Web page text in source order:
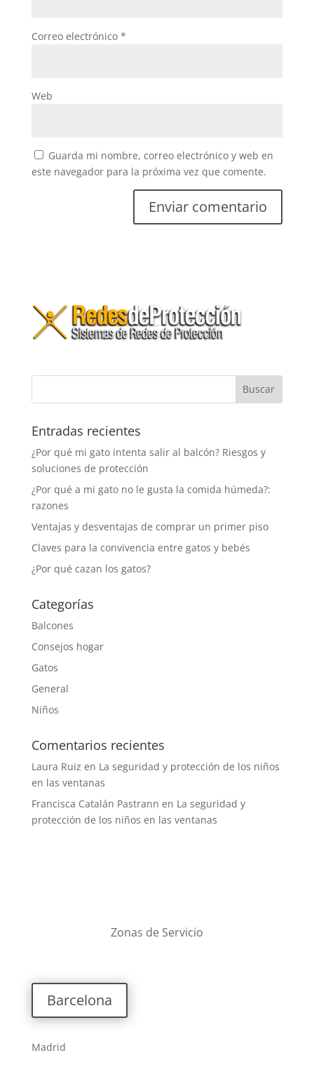
Correo electrónico *
Web
Guarda mi nombre, correo electrónico y web en
este navegador para la próxima vez que comente.
Entradas recientes
¿Por qué mi gato intenta salir al balcón? Riesgos y
soluciones de protección
¿Por qué a mi gato no le gusta la comida húmeda?:
razones
Ventajas y desventajas de comprar un primer piso
Claves para la convivencia entre gatos y bebés
¿Por qué cazan los gatos?
Categorías
Balcones
Consejos hogar
Gatos
General
Niños
Comentarios recientes
Laura Ruiz en La seguridad y protección de los niños
en las ventanas
Francisca Catalán Pastrann en La seguridad y
protección de los niños en las ventanas
Zonas de Servicio
Barcelona
Madrid